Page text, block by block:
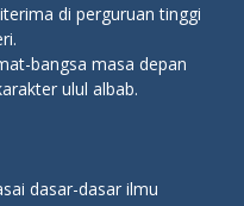
di perguruan tinggi
bangsa masa depan
ulul albab.
dasar-dasar ilmu